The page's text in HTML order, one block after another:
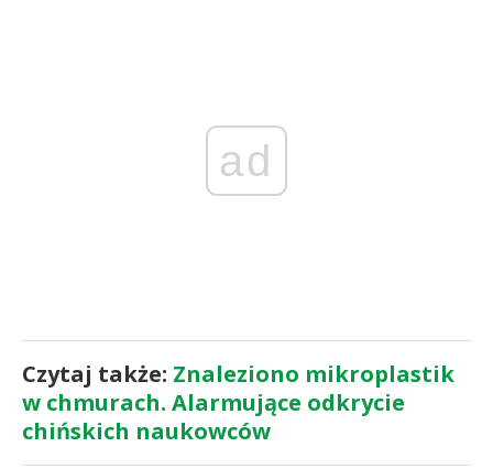
ad
Czytaj także: Znaleziono mikroplastik
w chmurach. Alarmujące odkrycie
chińskich naukowców